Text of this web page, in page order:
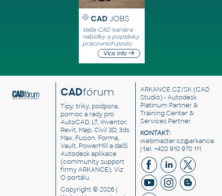
CAD JOBS
Vaše CAD kariéra -
nabídky a poptávky
pracovních pozic
Více info
CADfórum
Tipy, triky, podpora,
pomoc a rady pro
AutoCAD, LT, Inventor,
Revit, Map, Civil 3D, 3ds
Max, Fusion, Forma,
Vault, PowerMill a další
Autodesk aplikace
(community support
firmy ARKANCE). Viz
O portálu.
Copyright © 2026 |
ARKANCE CZ/SK(CAD
Studio) - Autodesk
Platinum Partner &
Training Center &
Services Partner
KONTAKT:
| tel. +420 910 970 111